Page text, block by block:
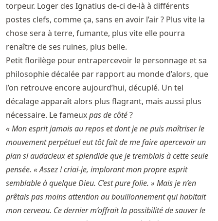
torpeur. Loger des Ignatius de-ci de-là à différents
postes clefs, comme ça, sans en avoir l’air ? Plus vite la
chose sera à terre, fumante, plus vite elle pourra
renaître de ses ruines, plus belle.
Petit florilège pour entrapercevoir le personnage et sa
philosophie décalée par rapport au monde d’alors, que
l’on retrouve encore aujourd’hui, décuplé. Un tel
décalage apparaît alors plus flagrant, mais aussi plus
nécessaire. Le fameuxpas de côté?
« Mon esprit jamais au repos et dont je ne puis maîtriser le
mouvement perpétuel eut tôt fait de me faire apercevoir un
plan si audacieux et splendide que je tremblais à cette seule
pensée. « Assez ! criai-je, implorant mon propre esprit
semblable à quelque Dieu. C’est pure folie. » Mais je n’en
prêtais pas moins attention au bouillonnement qui habitait
mon cerveau. Ce dernier m’offrait la possibilité de sauver le